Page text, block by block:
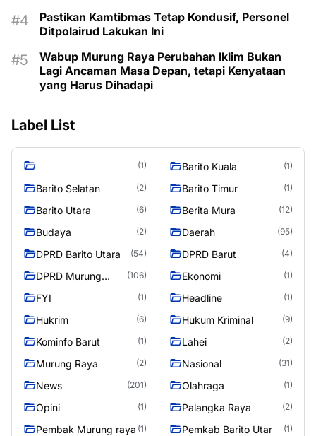
Pastikan Kamtibmas Tetap Kondusif, Personel
Ditpolairud Lakukan Ini
Wabup Murung Raya Perubahan Iklim Bukan
Lagi Ancaman Masa Depan, tetapi Kenyataan
yang Harus Dihadapi
Label List
(1) Barito Kuala (1)
Barito Selatan (2) Barito Timur (1)
Barito Utara (6) Berita Mura (12)
Budaya (2) Daerah (95)
DPRD Barito Utara (54) DPRD Barut (4)
DPRD Murung
(106) Ekonomi (1)
FYI (1) Headline (1)
Hukrim (6) Hukum Kriminal (9)
Kominfo Barut (1) Lahei (2)
Murung Raya (2) Nasional (31)
News (201) Olahraga (1)
Opini (1) Palangka Raya (2)
Pembak Murung raya (1) Pemkab Barito Utar (1)